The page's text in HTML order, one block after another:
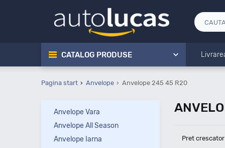
CATALOG PRODUSE
Pagina start Anvelope Anvelope 245 45 R20
Pret crescator
Anvelope Vara
Anvelope All Season
Anvelope Iarna